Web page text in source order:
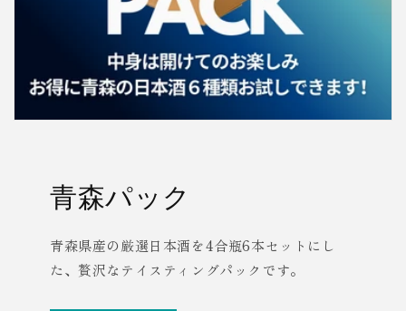
青森パック
青森県産の厳選日本酒を4合瓶6本セットにし
た、贅沢なテイスティングパックです。